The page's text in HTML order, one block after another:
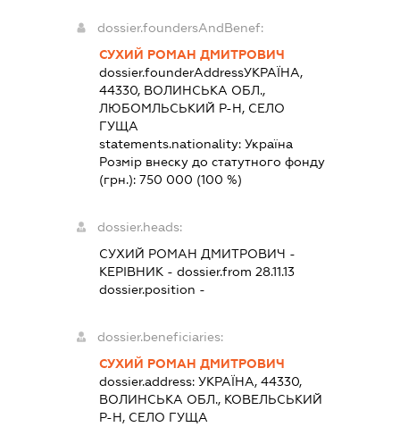
dossier.foundersAndBenef:
СУХИЙ РОМАН ДМИТРОВИЧ
dossier.founderAddressУКРАЇНА,
44330, ВОЛИНСЬКА ОБЛ.,
ЛЮБОМЛЬСЬКИЙ Р-Н, СЕЛО
ГУЩА
statements.nationality:Україна
Розмір внеску до статутного фонду
(грн.):750 000 (100 %)
dossier.heads:
СУХИЙ РОМАН ДМИТРОВИЧ -
КЕРІВНИК - dossier.from 28.11.13
dossier.position -
dossier.beneficiaries:
СУХИЙ РОМАН ДМИТРОВИЧ
dossier.address:УКРАЇНА, 44330,
ВОЛИНСЬКА ОБЛ., КОВЕЛЬСЬКИЙ
Р-Н, СЕЛО ГУЩА